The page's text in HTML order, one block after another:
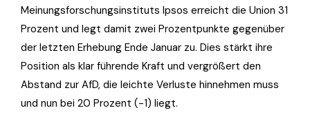
Meinungsforschungsinstituts Ipsos erreicht die Union 31
Prozent und legt damit zwei Prozentpunkte gegenüber
der letzten Erhebung Ende Januar zu. Dies stärkt ihre
Position als klar führende Kraft und vergrößert den
Abstand zur AfD, die leichte Verluste hinnehmen muss
und nun bei 20 Prozent (-1) liegt.